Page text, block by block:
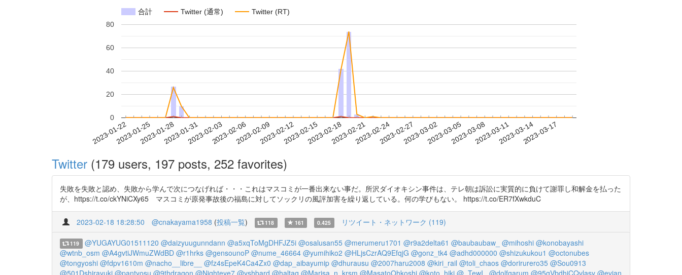
合計 Twitter (通常) Twitter (RT)
2023-01-222023-01-252023-01-282023-01-312023-02-032023-02-062023-02-092023-02-122023-02-152023-02-182023-02-212023-02-242023-02-272023-03-022023-03-052023-03-082023-03-112023-03-142023-03-17
0
20
40
60
80
Twitter (179 users, 197 posts, 252 favorites)
失敗を失敗と認め、失敗から学んで次につなげれば・・・これはマスコミが一番出来ない事だ。所沢ダイオキシン事件は、テレ朝は訴訟に実質的に負けて謝罪し和解金を払った
が、https://t.co/ckYNiCXy65 マスコミが原発事故後の福島に対してソックリの風評加害を繰り返している。何の学びもない。 https://t.co/ER7fXwkduC
2023-02-18 18:28:50 @cnakayama1958 (投稿一覧) 118 161 0.425 リツイート・ネットワーク (119)
119 @YUGAYUG01511120 @daizyuugunndann @a5xqToMgDHFJZ5i @osalusan55 @merumeru1701 @r9a2delta61 @baubaubaw_ @mihoshi @konobayashi
@wtnb_osm @A4gvtiJWmuZWdBD @r1hrks @gensounoP @nume_46664 @yumihiko2 @HLjsCzrAQ9EfqjG @gonz_tk4 @adhd000000 @shizukukou1 @octonubes
@tongyoshi @fdpv1610m @nacho__libre__ @fz4sEpeK4Ca4Zx0 @dap_aibayumip @dhurausu @2007haru2008 @kiri_rail @toli_chaos @dorirurero35 @Sou0913
@501Dshirayuki @pantyosu @9thdragon @Nighteye7 @yshbard @haltaq @Marisa_n_krsm @MasatoOhkoshi @koto_hiki @_TewI_ @dolfgarum @95qVbdhjCQvlasy @evian